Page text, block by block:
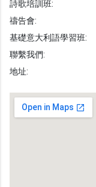
敬拜詩歌
教會事工
詩歌培訓班:
禱告會:
基礎意大利語學習班:
聯繫我們:
地址: